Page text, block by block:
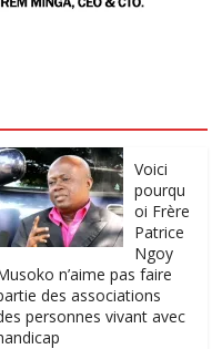
Voici
pourqu
oi Frère
Patrice
Ngoy
n’aime pas faire
des associations
personnes vivant avec